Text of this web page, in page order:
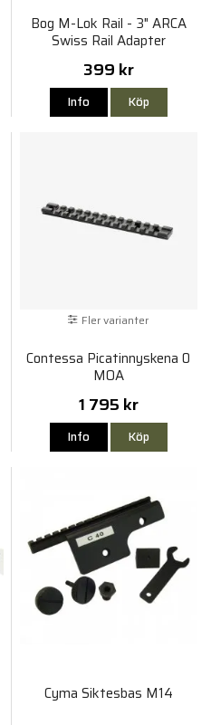
Bog M-Lok Rail - 3" ARCA
Swiss Rail Adapter
399 kr
Info Köp
Fler varianter
Contessa Picatinnyskena 0
MOA
1 795 kr
Info Köp
Cyma Siktesbas M14